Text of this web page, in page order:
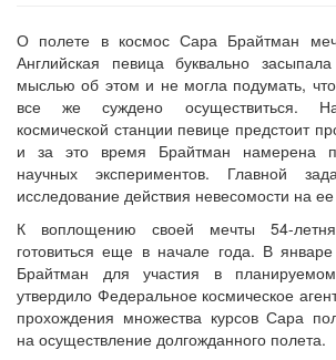
О полете в космос Сара Брайтман
Английская певица буквально
мыслью об этом и не могла подумать,
все же суждено осуществиться.
космической станции певице предстоит
и за это время Брайтман намерена
научных экспериментов. Главной
исследование действия невесомости на ее
К воплощению своей мечты 54-
готовиться еще в начале года. В
Брайтман для участия в
утвердило Федеральное космическое
прохождения множества курсов Сара
на осуществление долгожданного полета.